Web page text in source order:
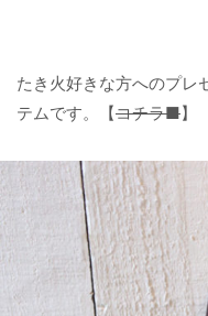
たき火好きな方へのプレ
テムです。【コチラ■】